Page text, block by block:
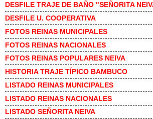
DESFILE TRAJE DE BAÑO "SEÑORITA
DESFILE U. COOPERATIVA
FOTOS REINAS MUNICIPALES
FOTOS REINAS NACIONALES
FOTOS REINAS POPULARES NEIVA
HISTORIA TRAJE TÍPICO BAMBUCO
LISTADO REINAS MUNICIPALES
LISTADO REINAS NACIONALES
LISTADO SEÑORITA NEIVA